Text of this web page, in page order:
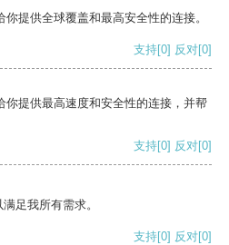
提供全球覆盖和最高安全性的连接。
支持[0] 反对[0]
提供最高速度和安全性的连接，并帮
支持[0] 反对[0]
足我所有需求。
支持[0] 反对[0]